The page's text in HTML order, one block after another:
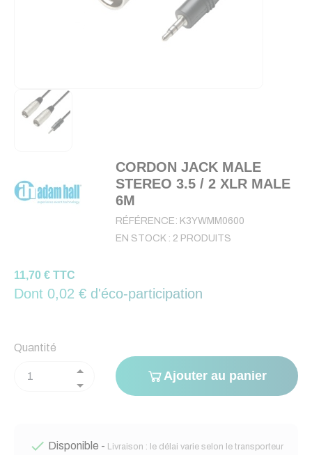
CORDON JACK MALE
STEREO 3.5 / 2 XLR MALE
6M
RÉFÉRENCE: K3YWMM0600
EN STOCK : 2 PRODUITS
11,70 € TTC
Dont 0,02 € d'éco-participation
Quantité
Ajouter au panier
 Disponible - Livraison : le délai varie selon le transporteur